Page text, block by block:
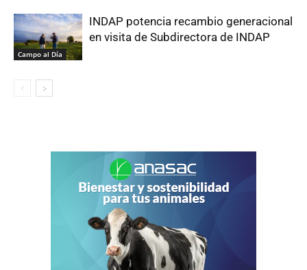
Campo al Día
INDAP potencia recambio generacional
en visita de Subdirectora de INDAP